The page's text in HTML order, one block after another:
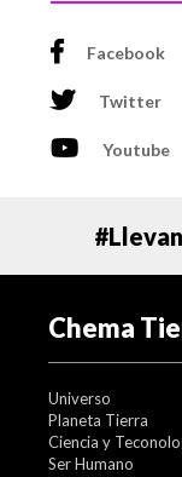
Facebook
Twitter
Youtube
Chema
Universo
Planeta Tierra
Ciencia y
Ser Humano